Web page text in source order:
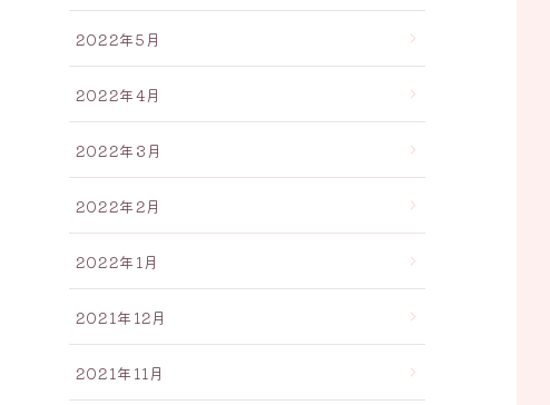
2022年5月
2022年4月
2022年3月
2022年2月
2022年1月
2021年12月
2021年11月